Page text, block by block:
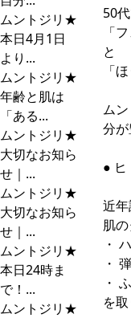
ムントジリ★
本日4月1日
より...
ムントジリ★
年齢と肌は
「ある...
ムントジリ★
大切なお知ら
せ｜...
ムントジリ★
大切なお知ら
せ｜...
ムントジリ★
本日24時ま
で！...
ムントジリ★
50
「
と
「
ム
分が
● ヒ
近年
肌
・
・
・
を